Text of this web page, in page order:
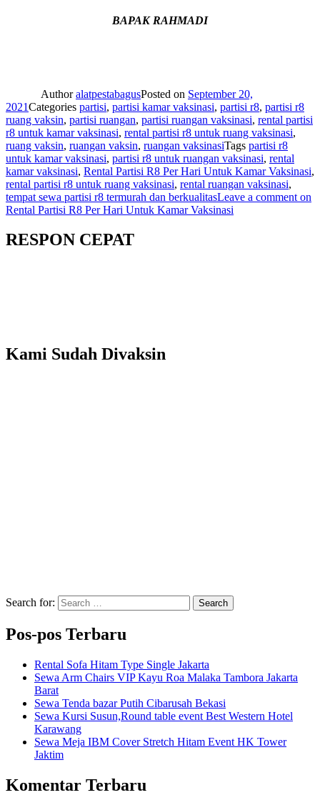
BAPAK RAHMADI
AuthoralatpestabagusPosted on September 20,
2021Categories partisi, partisi kamar vaksinasi, partisi r8, partisi r8
ruang vaksin, partisi ruangan, partisi ruangan vaksinasi, rental partisi
r8 untuk kamar vaksinasi, rental partisi r8 untuk ruang vaksinasi,
ruang vaksin, ruangan vaksin, ruangan vaksinasiTags partisi r8
untuk kamar vaksinasi, partisi r8 untuk ruangan vaksinasi, rental
kamar vaksinasi, Rental Partisi R8 Per Hari Untuk Kamar Vaksinasi,
rental partisi r8 untuk ruang vaksinasi, rental ruangan vaksinasi,
tempat sewa partisi r8 termurah dan berkualitasLeave a comment on
Rental Partisi R8 Per Hari Untuk Kamar Vaksinasi
RESPON CEPAT
Kami Sudah Divaksin
Search for: Search
Pos-pos Terbaru
Rental Sofa Hitam Type Single Jakarta
Sewa Arm Chairs VIP Kayu Roa Malaka Tambora Jakarta
Barat
Sewa Tenda bazar Putih Cibarusah Bekasi
Sewa Kursi Susun,Round table event Best Western Hotel
Karawang
Sewa Meja IBM Cover Stretch Hitam Event HK Tower
Jaktim
Komentar Terbaru